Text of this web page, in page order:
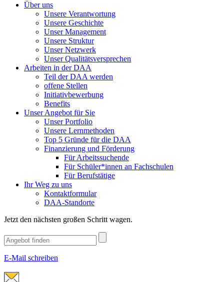
Über uns
Unsere Verantwortung
Unsere Geschichte
Unser Management
Unsere Struktur
Unser Netzwerk
Unser Qualitätsversprechen
Arbeiten in der DAA
Teil der DAA werden
offene Stellen
Initiativbewerbung
Benefits
Unser Angebot für Sie
Unser Portfolio
Unsere Lernmethoden
Top 5 Gründe für die DAA
Finanzierung und Förderung
Für Arbeitssuchende
Für Schüler*innen an Fachschulen
Für Berufstätige
Ihr Weg zu uns
Kontaktformular
DAA-Standorte
Jetzt den nächsten großen Schritt wagen.
E-Mail schreiben